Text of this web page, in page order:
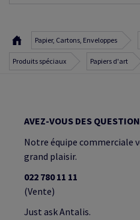
Papier, Cartons, Enveloppes
Produits spéciaux Papiers d'art
AVEZ-VOUS DES
Notre équipe commerciale
grand plaisir.
022 780 11 11
(Vente)
Just ask Antalis.